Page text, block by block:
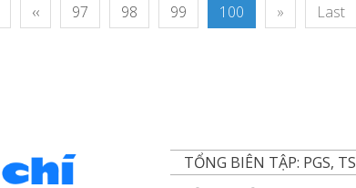
‹‹ 97 98 99 100 » Last
TỔNG BIÊN TẬP: PGS, TS